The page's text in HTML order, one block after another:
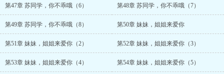
第47章 苏同学，你不乖哦（6） 第48章 苏同学，你不乖哦（7）
第49章 苏同学，你不乖哦（8） 第50章 妹妹，姐姐来爱你
第51章 妹妹，姐姐来爱你（2） 第52章 妹妹，姐姐来爱你（3）
第53章 妹妹，姐姐来爱你（4） 第54章 妹妹，姐姐来爱你（5）